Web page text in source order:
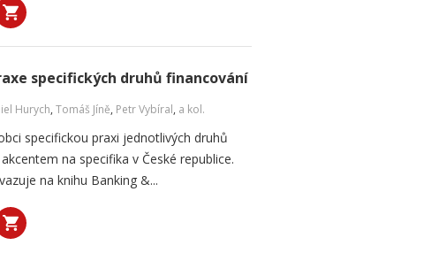
specifických druhů financování
Hurych, Tomáš Jíně, Petr Vybíral, a kol.
specifickou praxi jednotlivých druhů
na specifika v České republice.
na knihu Banking &...